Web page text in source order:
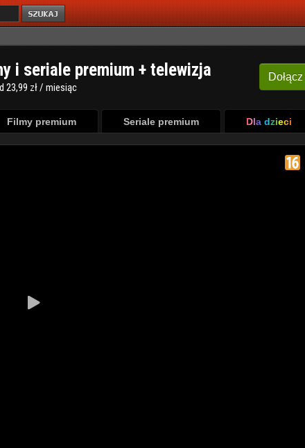
Dołącz
i seriale premium + telewizja
23,99 zł / miesiąc
Filmy premium Seriale premium Dla dzieci